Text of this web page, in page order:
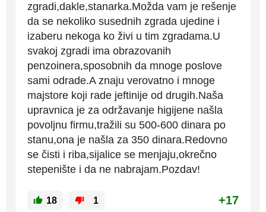
zgradi,dakle,stanarka.Možda vam je rešenje
da se nekoliko susednih zgrada ujedine i
izaberu nekoga ko živi u tim zgradama.U
svakoj zgradi ima obrazovanih
penzoinera,sposobnih da mnoge poslove
sami odrade.A znaju verovatno i mnoge
majstore koji rade jeftinije od drugih.Naša
upravnica je za održavanje higijene našla
povoljnu firmu,tražili su 500-600 dinara po
stanu,ona je našla za 350 dinara.Redovno
se čisti i riba,sijalice se menjaju,okrečno
stepenište i da ne nabrajam.Pozdav!
18 1 +17